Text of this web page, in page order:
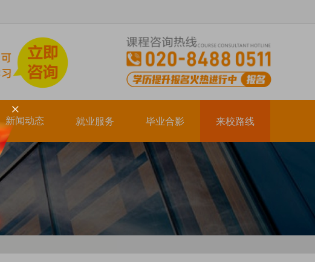
×
新闻动态
热门资讯
会计培训
就业服务 毕业合影 来校路线